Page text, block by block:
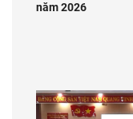
năm 2026